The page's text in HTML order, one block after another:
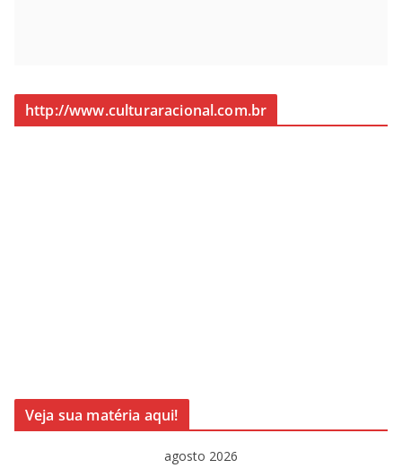
http://www.culturaracional.com.br
Veja sua matéria aqui!
agosto 2026